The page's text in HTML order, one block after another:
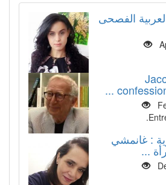
الفصحى
: غانمشي
...